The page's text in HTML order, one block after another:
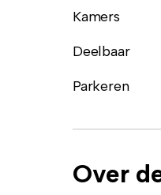
Kamers
Deelbaar
Parkeren
Over